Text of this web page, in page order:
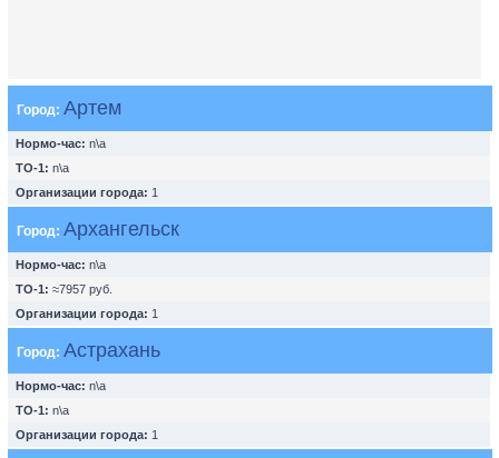
Город: Артем
Нормо-час: n\a
ТО-1: n\a
Организации города: 1
Город: Архангельск
Нормо-час: n\a
ТО-1: ≈7957 руб.
Организации города: 1
Город: Астрахань
Нормо-час: n\a
ТО-1: n\a
Организации города: 1